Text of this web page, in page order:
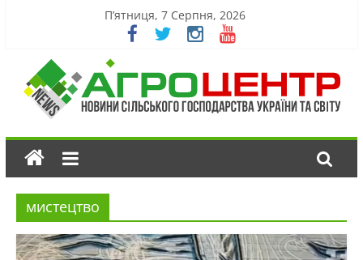
П’ятниця, 7 Серпня, 2026
мистецтво